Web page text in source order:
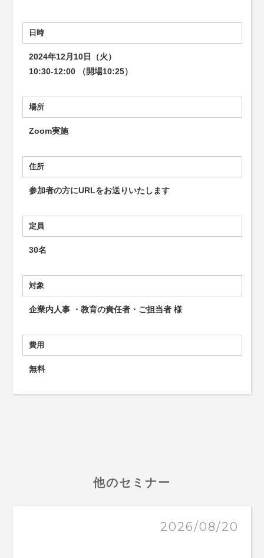
日時
2024年12月10日（火）
10:30-12:00 （開場10:25）
場所
Zoom実施
住所
参加者の方にURLをお送りいたします
定員
30名
対象
企業内人事 ・教育の責任者・ご担当者 様
費用
無料
他のセミナー
2026/08/20